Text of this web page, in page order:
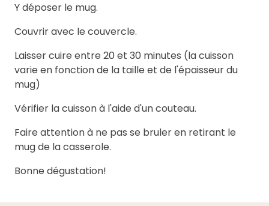
Y déposer le mug.
Couvrir avec le couvercle.
Laisser cuire entre 20 et 30 minutes (la cuisson
varie en fonction de la taille et de l'épaisseur du
mug)
Vérifier la cuisson à l'aide d'un couteau.
Faire attention à ne pas se bruler en retirant le
mug de la casserole.
Bonne dégustation!